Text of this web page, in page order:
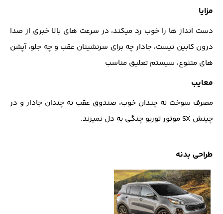
مزایا
دست انداز ها را خوب رد میکند، در سرعت های بالا خبری از صدا
درون کابین نیست، جادار چه برای سرنشینان عقب و چه جلو، آپشن
های متنوع، سیستم تعلیق مناسب
معایب
مصرف سوخت نه چندان خوب، صندوق عقب نه چندان جادار و در
چینش SX موتور توربو چنگی به دل نمیزند.
طراحی بدنه